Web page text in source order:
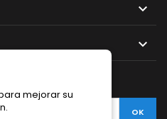


mejorar su